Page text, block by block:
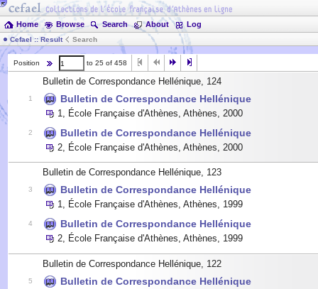
Home Browse Search About Log
Cefael :: Result Search
Position to 25 of 458
Bulletin de Correspondance Hellénique, 124
1 Bulletin de Correspondance Hellénique
1 École Française d'Athènes, Athènes 2000
2 Bulletin de Correspondance Hellénique
2 École Française d'Athènes, Athènes 2000
Bulletin de Correspondance Hellénique, 123
3 Bulletin de Correspondance Hellénique
1, École Française d'Athènes, Athènes, 1999
4 Bulletin de Correspondance Hellénique
2, École Française d'Athènes, Athènes, 1999
Bulletin de Correspondance Hellénique, 122
5 Bulletin de Correspondance Hellénique